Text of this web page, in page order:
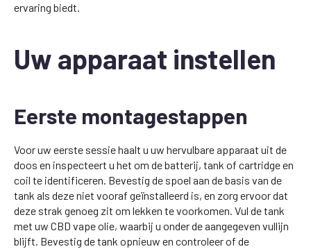
ervaring biedt.
Uw apparaat instellen
Eerste montagestappen
Voor uw eerste sessie haalt u uw hervulbare apparaat uit de
doos en inspecteert u het om de batterij, tank of cartridge en
coil te identificeren. Bevestig de spoel aan de basis van de
tank als deze niet vooraf geïnstalleerd is, en zorg ervoor dat
deze strak genoeg zit om lekken te voorkomen. Vul de tank
met uw CBD vape olie, waarbij u onder de aangegeven vullijn
blijft. Bevestig de tank opnieuw en controleer of de